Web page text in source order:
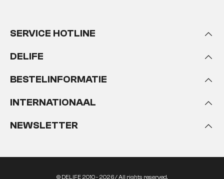
SERVICE HOTLINE
DELIFE
BESTELINFORMATIE
INTERNATIONAAL
NEWSLETTER
© DELIFE 2010 - 2026 / All rights reserved.